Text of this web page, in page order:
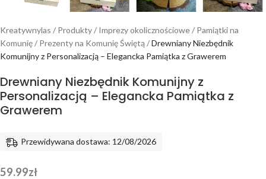
Kreatywnylas / Produkty/ Imprezy okolicznościowe/ Pamiątki na
Komunię/ Prezenty na Komunię Świętą/Drewniany Niezbędnik
Komunijny z Personalizacją – Elegancka Pamiątka z Grawerem
Drewniany Niezbędnik Komunijny z
Personalizacją – Elegancka Pamiątka z
Grawerem
Przewidywana dostawa: 12/08/2026
59.99zł